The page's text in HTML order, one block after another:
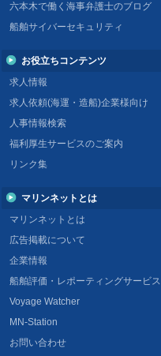
六本木で働く海事弁護士のブログ
船舶サイバーセキュリティ
お役立ちコンテンツ
求人情報
求人依頼(海運・造船)企業様向け
人事情報検索
福利厚生サービスのご案内
リンク集
マリンネットとは
マリンネットとは
広告掲載について
企業情報
船舶評価・レポーティングサービス
Voyage Watcher
MN-Station
お問い合わせ